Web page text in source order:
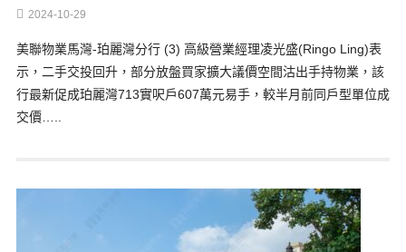
2024-10-29
美聯物業馬灣-珀麗灣分行 (3) 高級營業經理凌光盛(Ringo Ling)表
示，二手交投回升，部分放盤買家擴大議價空間沽出手持物業，該
行最新促成珀麗灣713實呎戶607萬元易手，較半月前同戶型單位成
交價…..